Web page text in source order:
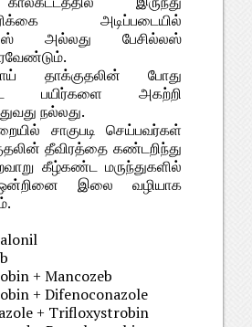
அடிப்படையில்
அல்லது பேசில்லஸ்
தாக்குதலின் போது
பயிர்களை அகற்றி
நல்லது.
சாகுபடி செய்பவர்கள்
தீவிரத்தை கண்டறிந்து
கீழ்கண்ட மருந்துகளில்
இலை வழியாக
+ Mancozeb
+ Difenoconazole
+ Trifloxystrobin